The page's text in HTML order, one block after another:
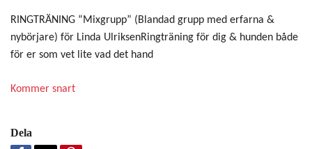
RINGTRÄNING “Mixgrupp” (Blandad grupp med erfarna &
nybörjare) för Linda UlriksenRingträning för dig & hunden både
för er som vet lite vad det hand
Kommer snart
Dela